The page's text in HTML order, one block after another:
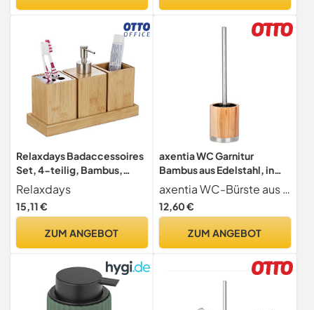
Relaxdays Badaccessoires
Set, 4-teilig, Bambus,
Pumpseifenspender,
Zahnputzbecher,
Zahnbürstenhalter, mit
Silber
Relaxdays
15,11 €
ZUM ANGEBOT
axentia WC Garnitur
Bambus aus Edelstahl, in
der Farbe Braun,
Abmessungen:
9,50x9,50x27 cm, 282334
axentia WC-Bürste aus echtem Bambus, lackiert & Edelstahl-Elemeneten - WC-Bürstenhalter mit Plastikeinsatz für leichte und hygienische Reinigung - Reinigungsbürste mit wechselbarem Bürstenkopf
12,60 €
ZUM ANGEBOT